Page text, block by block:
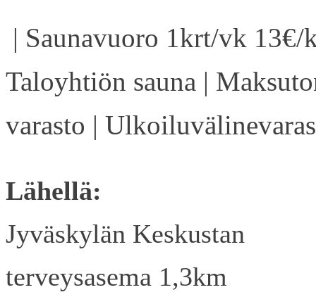
| Saunavuoro 1krt/vk
Taloyhtiön sauna |
varasto |
Lähellä:
Jyväskylän Keskustan
terveysasema 1,3km